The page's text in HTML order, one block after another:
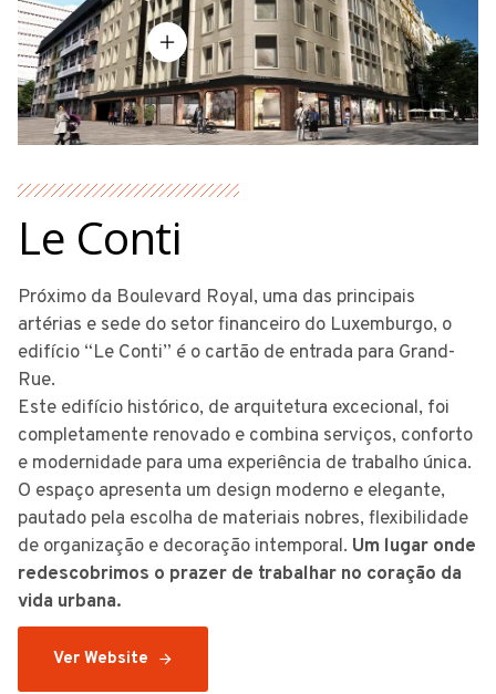
Le Conti
Próximo da Boulevard Royal, uma das principais
artérias e sede do setor financeiro do Luxemburgo, o
edifício “Le Conti” é o cartão de entrada para Grand-
Rue.
Este edifício histórico, de arquitetura excecional, foi
completamente renovado e combina serviços, conforto
e modernidade para uma experiência de trabalho única.
O espaço apresenta um design moderno e elegante,
pautado pela escolha de materiais nobres, flexibilidade
de organização e decoração intemporal. Um lugar onde
redescobrimos o prazer de trabalhar no coração da
vida urbana.
Ver Website